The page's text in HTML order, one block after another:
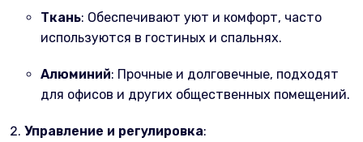
Ткань: Обеспечивают уют и комфорт, часто
используются в гостиных и спальнях.
Алюминий: Прочные и долговечные, подходят
для офисов и других общественных помещений.
Управление и регулировка: